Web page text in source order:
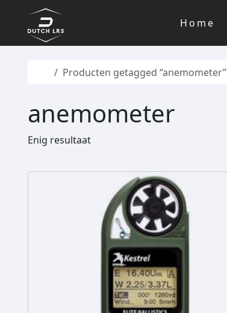
Skip to content
Skip to footer
Home
Home
Producten getagged “anemometer”
anemometer
Enig resultaat